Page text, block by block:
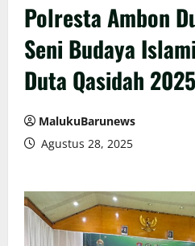
Polresta Ambon
Seni Budaya
Duta Qasidah 2025
MalukuBarunews
Agustus 28, 2025